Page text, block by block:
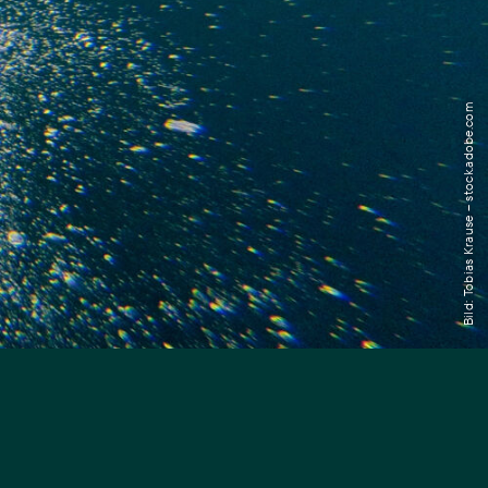
Klimaanpassung
Mobilität
Suffizienz
Wasser
Transdisziplinarität
Bild: Tobias Krause – stock.adobe.com